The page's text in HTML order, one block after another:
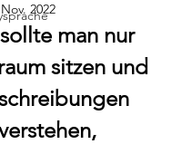
2022
man nur
sitzen und